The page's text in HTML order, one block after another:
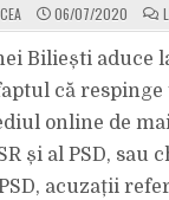
06/07/2020
Biliești aduce
că respinge
online de
și al PSD, sau
acuzații